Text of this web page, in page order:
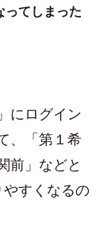
ってしまった
にログイン
、「第１希
前」などと
すくなるの